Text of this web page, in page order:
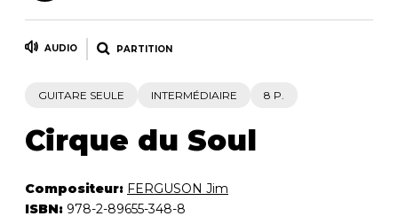
AUDIO PARTITION
GUITARE SEULE INTERMÉDIAIRE 8 P.
Cirque du Soul
Compositeur: FERGUSON Jim
ISBN: 978-2-89655-348-8